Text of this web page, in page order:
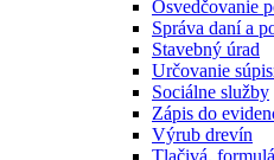
Osvedčovanie
Správa daní a
Stavebný úrad
Určovanie
Sociálne služby
Zápis do
Výrub drevín
Tlačivá,